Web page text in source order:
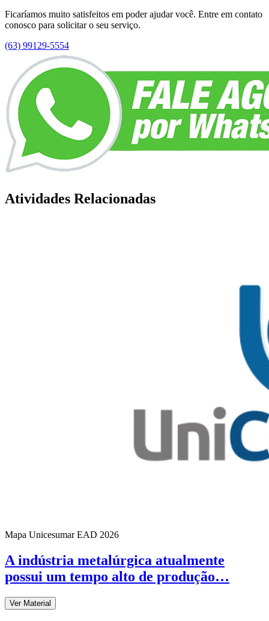
Ficaríamos muito satisfeitos em poder ajudar você. Entre em contato
conosco para solicitar o seu serviço.
(63) 99129-5554
Atividades Relacionadas
Mapa Unicesumar EAD 2026
A indústria metalúrgica atualmente
possui um tempo alto de produção…
Ver Material